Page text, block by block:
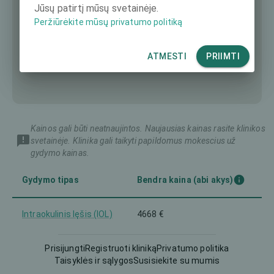
Kainos gali būti neatnaujintos. Naujausias kainas rasite klinikos
svetainėje. Klinika gali taikyti papildomus mokescius už
gydymo kainas.
Gydymo tipas Bendra kaina (abi akys)
Intraokulinis lęšis (IOL) 4668 €
PrisijungtiRegistruoti klinikąPrivatumo politika
Taisyklės ir sąlygosSusisiekite su mumis
Jūsų patirtį mūsų svetainėje.
Peržiūrėkite mūsų privatumo politiką
ATMESTI PRIIMTI